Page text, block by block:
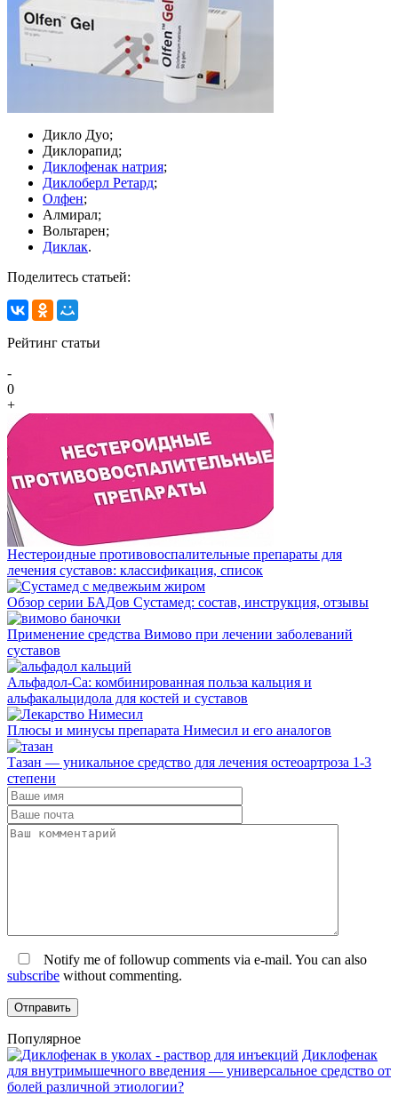
Дикло Дуо;
Диклорапид;
Диклофенак натрия;
Диклоберл Ретард;
Олфен;
Алмирал;
Вольтарен;
Диклак.
Поделитесь статьей:
Рейтинг статьи
-
0
+
Нестероидные противовоспалительные препараты для
лечения суставов: классификация, список
Обзор серии БАДов Сустамед: состав, инструкция, отзывы
Применение средства Вимово при лечении заболеваний
суставов
Альфадол-Са: комбинированная польза кальция и
альфакальцидола для костей и суставов
Плюсы и минусы препарата Нимесил и его аналогов
Тазан — уникальное средство для лечения остеоартроза 1-3
степени
Notify me of followup comments via e-mail. You can also
subscribe without commenting.
Популярное
Диклофенак
для внутримышечного введения — универсальное средство от
болей различной этиологии?